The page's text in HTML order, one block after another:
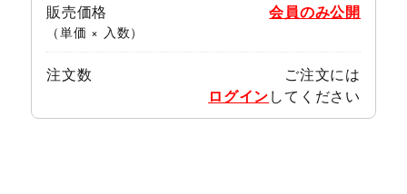
販売価格
（単価 × 入数）
会員のみ公開
注文数
ご注文には
ログインしてください